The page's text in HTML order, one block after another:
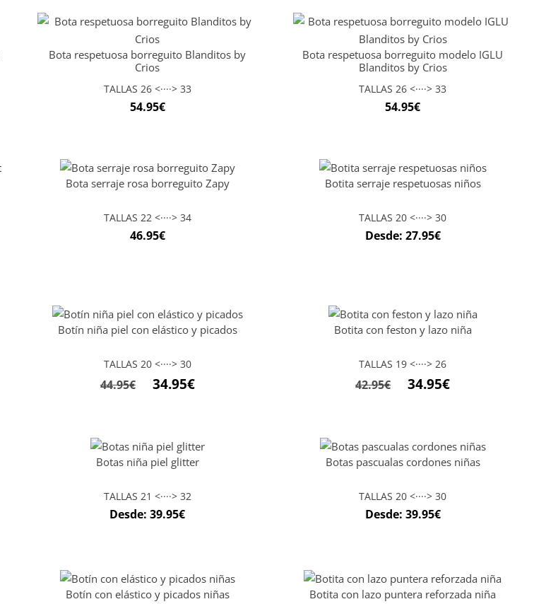
Bota respetuosa borreguito Blanditos by
Crios
TALLAS 26 <····> 33
54.95€
Bota respetuosa borreguito modelo IGLU
Blanditos by Crios
TALLAS 26 <····> 33
54.95€
Bota serraje rosa borreguito Zapy
TALLAS 22 <····> 34
46.95€
Botita serraje respetuosas niños
TALLAS 20 <····> 30
Desde: 27.95€
Botín niña piel con elástico y picados
TALLAS 20 <····> 30
44.95€ 34.95€
Botita con feston y lazo niña
TALLAS 19 <····> 26
42.95€ 34.95€
Botas niña piel glitter
TALLAS 21 <····> 32
Desde:39.95€
Botas pascualas cordones niñas
TALLAS 20 <····> 30
Desde: 39.95€
Botín con elástico y picados niñas Botita con lazo puntera reforzada niña